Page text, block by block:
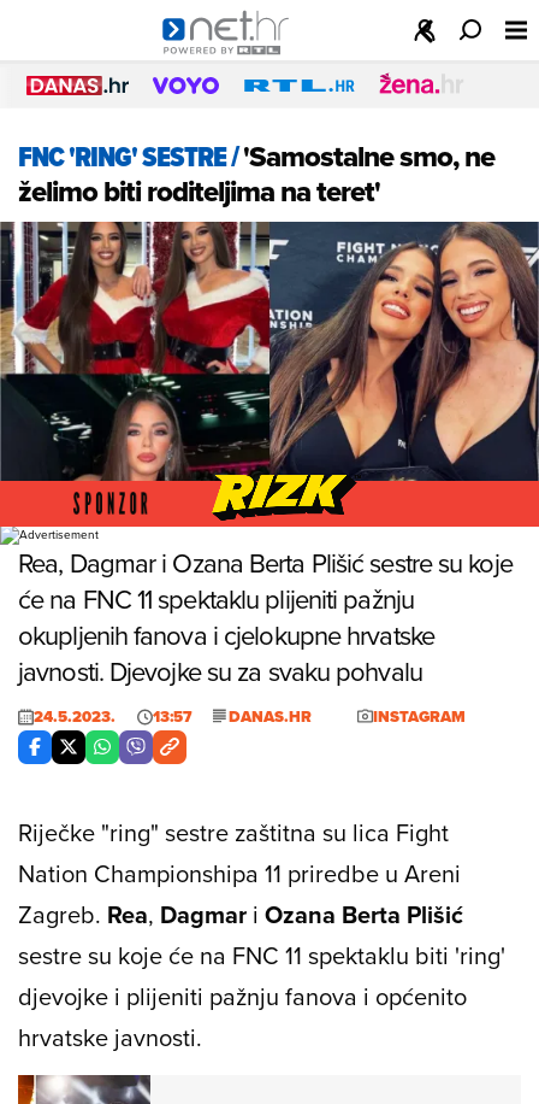
FNC 'RING' SESTRE/'Samostalne smo, ne
želimo biti roditeljima na teret'
Foto: Instagram
Rea, Dagmar i Ozana Berta Plišić sestre su koje
će na FNC 11 spektaklu plijeniti pažnju
okupljenih fanova i cjelokupne hrvatske
javnosti. Djevojke su za svaku pohvalu
24.5.2023. 13:57 DANAS.HR INSTAGRAM
Riječke "ring" sestre zaštitna su lica Fight
Nation Championshipa 11 priredbe u Areni
Zagreb. Rea, Dagmar i Ozana Berta Plišić
sestre su koje će na FNC 11 spektaklu biti 'ring'
djevojke i plijeniti pažnju fanova i općenito
hrvatske javnosti.